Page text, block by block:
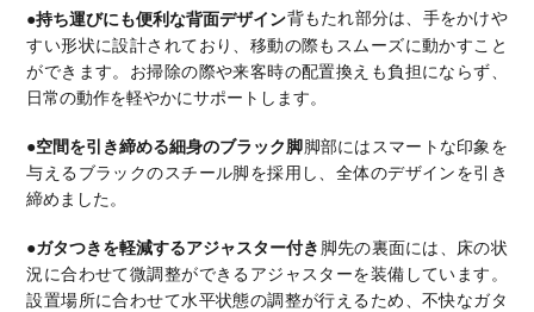
●持ち運びにも便利な背面デザイン背もたれ部分は、手をかけや
すい形状に設計されており、移動の際もスムーズに動かすこと
ができます。 お掃除の際や来客時の配置換えも負担にならず、
日常の動作を軽やかにサポートします。
●空間を引き締める細身のブラック脚脚部にはスマートな印象を
与えるブラックのスチール脚を採用し、全体のデザインを引き
締めました。
●ガタつきを軽減するアジャスター付き 脚先の裏面には、床の状
況に合わせて微調整ができるアジャスターを装備しています。
設置場所に合わせて水平状態の調整が行えるため、不快なガタ